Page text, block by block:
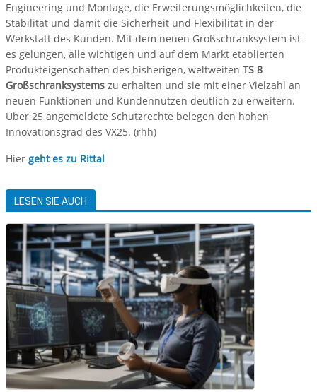
Engineering und Montage, die Erweiterungsmöglichkeiten, die
Stabilität und damit die Sicherheit und Flexibilität in der
Werkstatt des Kunden. Mit dem neuen Großschranksystem ist
es gelungen, alle wichtigen und auf dem Markt etablierten
Produkteigenschaften des bisherigen, weltweiten TS 8
Großschranksystems zu erhalten und sie mit einer Vielzahl an
neuen Funktionen und Kundennutzen deutlich zu erweitern.
Über 25 angemeldete Schutzrechte belegen den hohen
Innovationsgrad des VX25. (rhh)
Hier geht es zu Rittal
LESEN SIE AUCH